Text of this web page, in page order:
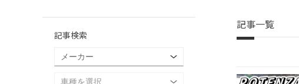
記事一覧
記事検索